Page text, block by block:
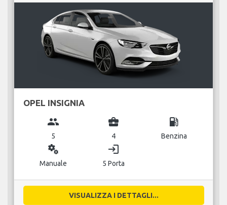
OPEL INSIGNIA
group
5
business_center
4
local_gas_station
Benzina
miscellaneous_services
Manuale
login
5 Porta
VISUALIZZA I DETTAGLI...